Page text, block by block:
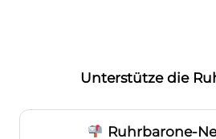
Unterstütze die
Ruhrbarone-